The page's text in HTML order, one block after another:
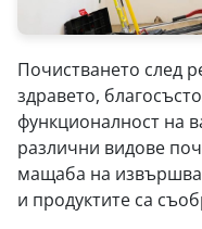
Почистването след
здравето,
функционалност на
различни видове
мащаба на
и продуктите са